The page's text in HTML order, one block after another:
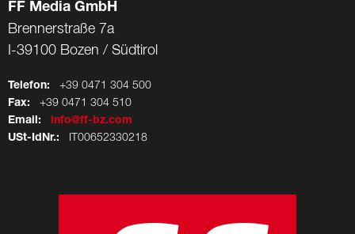
FF Media GmbH
Brennerstraße 7a
I-39100 Bozen / Südtirol
Telefon: +39 0471 304 500
Fax: +39 0471 304 510
Email:
info@ff-bz.com
USt-IdNr.: IT00652330218